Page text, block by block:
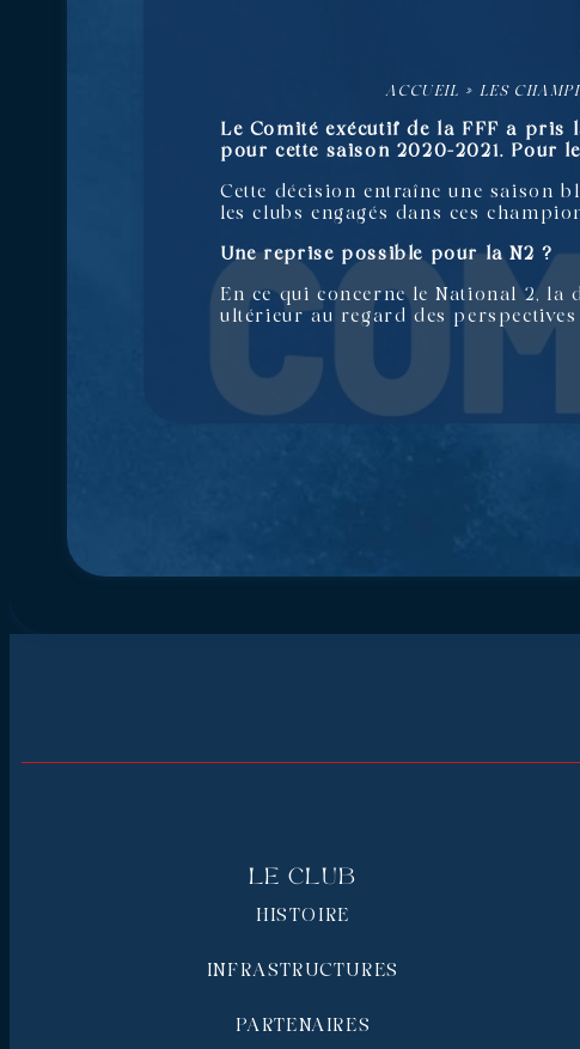
ACCUEIL » LES
Le Comité exécutif de la FFF a pris
pour cette saison 2020-2021. Pour
Cette décision entraîne une saison
les clubs engagés dans ces
Une reprise possible pour la N2 ?
En ce qui concerne le National 2, la
ultérieur au regard des
Le Club
HISTOIRE
INFRASTRUCTURES
PARTENAIRES